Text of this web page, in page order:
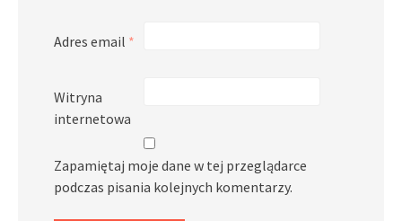
Adres email *
Witryna
internetowa
Zapamiętaj moje dane w tej przeglądarce
podczas pisania kolejnych komentarzy.